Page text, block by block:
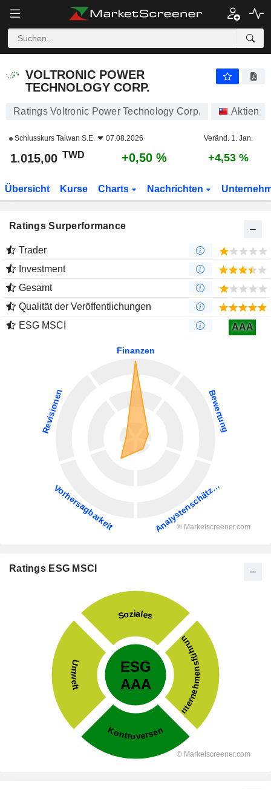
VOLTRONIC POWER
TECHNOLOGY CORP.
Ratings Voltronic Power Technology Corp. Aktien
Schlusskurs Taiwan S.E. 07.08.2026 Veränd. 1. Jan.
1.015,00 TWD +0,50 % +4,53 %
Übersicht Kurse Charts Nachrichten
Ratings Surperformance
Trader
Investment
Gesamt
Qualität der Veröffentlichungen
ESG MSCI
AAA
Ratings ESG MSCI